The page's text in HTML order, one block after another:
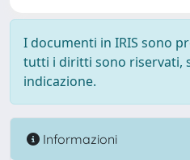
I documenti in IRIS sono
tutti i diritti sono riservati,
indicazione.
Informazioni